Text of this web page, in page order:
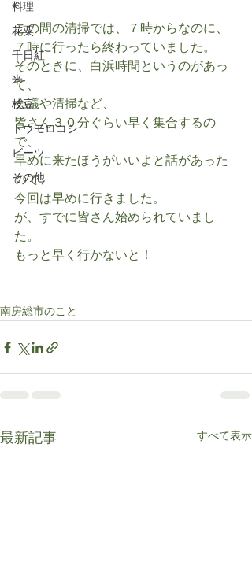
料理
花粟
千日紅
米
枝豆
トウモロコシ
ビーツ
その他
この間の清掃では、７時からなのに、
７時に行ったら終わっていました。
そのときに、白浜時間というのがあっ
て、
会議や清掃など、
皆さん３０分ぐらい早く集合するの
で、
早めに来たほうがいいよと話があった
ので、
今回は早めに行きました。
が、すでに皆さん始められていまし
た。
もっと早く行かないと！
南房総市のこと
最新記事 すべて表示